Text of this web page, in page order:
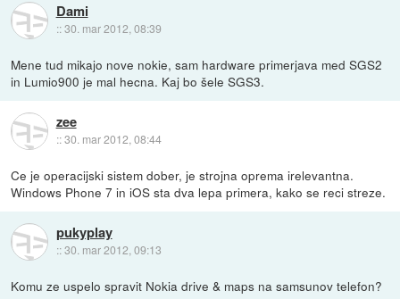
Dami
::30. mar 2012, 08:39
Mene tud mikajo nove nokie, sam hardware primerjava med SGS2
in Lumio900 je mal hecna. Kaj bo šele SGS3.
zee
::30. mar 2012, 08:44
Ce je operacijski sistem dober, je strojna oprema irelevantna.
Windows Phone 7 in iOS sta dva lepa primera, kako se reci streze.
pukyplay
::30. mar 2012, 09:13
Komu ze uspelo spravit Nokia drive & maps na samsunov telefon?